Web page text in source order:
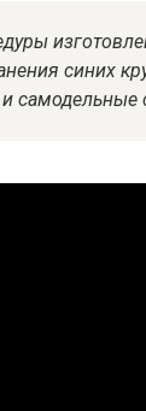
синих
самодельные